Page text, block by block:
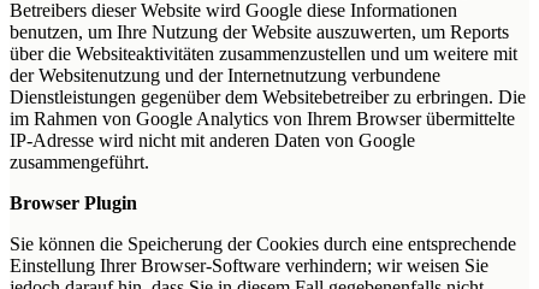
Betreibers dieser Website wird Google diese Informationen
benutzen, um Ihre Nutzung der Website auszuwerten, um Reports
über die Websiteaktivitäten zusammenzustellen und um weitere mit
der Websitenutzung und der Internetnutzung verbundene
Dienstleistungen gegenüber dem Websitebetreiber zu erbringen. Die
im Rahmen von Google Analytics von Ihrem Browser übermittelte
IP-Adresse wird nicht mit anderen Daten von Google
zusammengeführt.
Browser Plugin
Sie können die Speicherung der Cookies durch eine entsprechende
Einstellung Ihrer Browser-Software verhindern; wir weisen Sie